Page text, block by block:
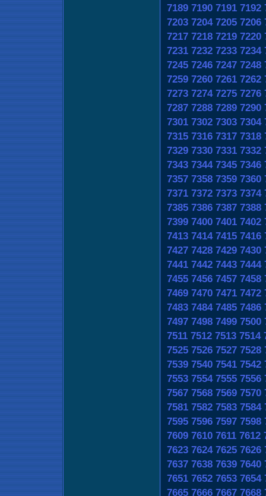
7189 7190 7191 7192
7203 7204 7205 7206
7217 7218 7219 7220
7231 7232 7233 7234
7245 7246 7247 7248
7259 7260 7261 7262
7273 7274 7275 7276
7287 7288 7289 7290
7301 7302 7303 7304
7315 7316 7317 7318
7329 7330 7331 7332
7343 7344 7345 7346
7357 7358 7359 7360
7371 7372 7373 7374
7385 7386 7387 7388
7399 7400 7401 7402
7413 7414 7415 7416
7427 7428 7429 7430
7441 7442 7443 7444
7455 7456 7457 7458
7469 7470 7471 7472
7483 7484 7485 7486
7497 7498 7499 7500
7511 7512 7513 7514
7525 7526 7527 7528
7539 7540 7541 7542
7553 7554 7555 7556
7567 7568 7569 7570
7581 7582 7583 7584
7595 7596 7597 7598
7609 7610 7611 7612
7623 7624 7625 7626
7637 7638 7639 7640
7651 7652 7653 7654
7665 7666 7667 7668